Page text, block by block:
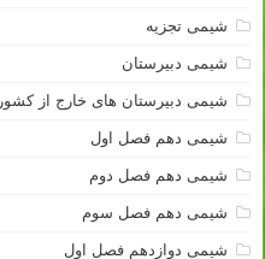
شیمی تجزیه
شیمی دبیرستان
شیمی دبیرستان های خارج از کشور
شیمی دهم فصل اول
شیمی دهم فصل دوم
شیمی دهم فصل سوم
شیمی دوازدهم فصل اول